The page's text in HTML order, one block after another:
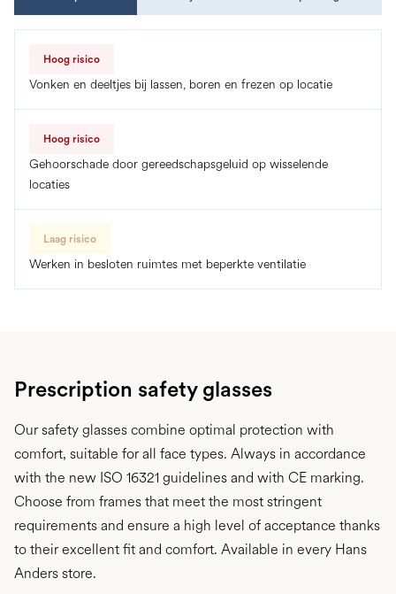
Hoog risico
Vonken en deeltjes bij lassen, boren en frezen op locatie
Hoog risico
Gehoorschade door gereedschapsgeluid op wisselende
locaties
Laag risico
Werken in besloten ruimtes met beperkte ventilatie
Prescription safety glasses
Our safety glasses combine optimal protection with
comfort, suitable for all face types. Always in accordance
with the new ISO 16321 guidelines and with CE marking.
Choose from frames that meet the most stringent
requirements and ensure a high level of acceptance thanks
to their excellent fit and comfort. Available in every Hans
Anders store.